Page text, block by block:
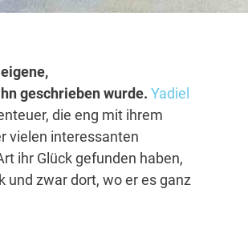
geschrieben wurde. Yadiel
die eng mit ihrem
vielen interessanten
ihr Glück gefunden haben,
und zwar dort, wo er es ganz